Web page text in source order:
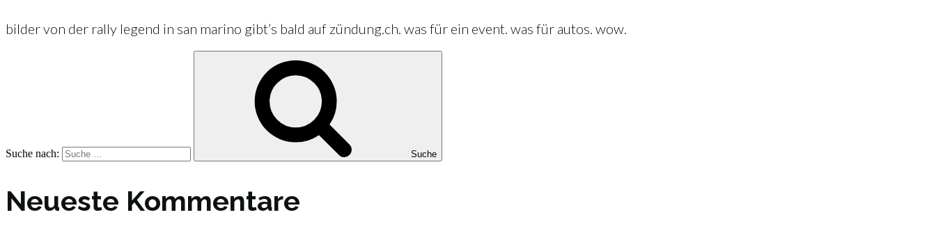
bilder von der rally legend in san marino gibt’s bald auf zündung.ch. was für ein event. was für autos. wow.
Suche nach: Suche
Neueste Kommentare